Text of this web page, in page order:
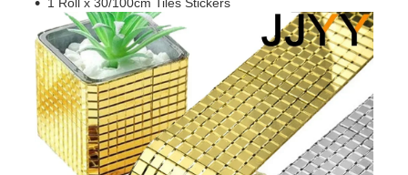
1 Roll x 30/100cm Tiles Stickers